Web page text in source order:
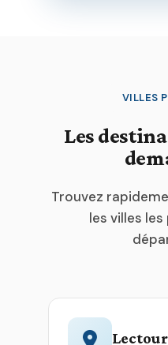
VILLES
Les
Trouvez
les villes